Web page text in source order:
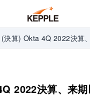
(決算) Okta 4Q 2022決算
2022決算、来期